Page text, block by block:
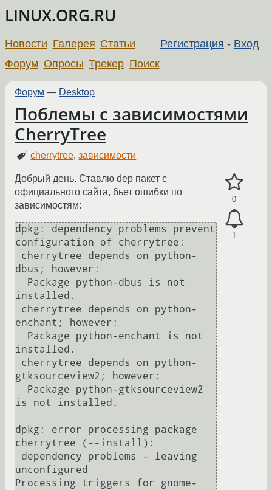
LINUX.ORG.RU
Регистрация - Вход
Новости Галерея Статьи
Форум Опросы Трекер Поиск
Форум — Desktop
Поблемы с зависимостями
CherryTree
cherrytree,зависимости
0
1
Добрый день. Ставлю dep пакет с
официального сайта, бьет ошибки по
зависимостям:
dpkg: dependency problems prevent
configuration of cherrytree:
dbus; however:
installed.
enchant; however:
installed.
gtksourceview2; however:
is not installed.
dpkg: error processing package
cherrytree (--install):
unconfigured
Processing triggers for gnome-